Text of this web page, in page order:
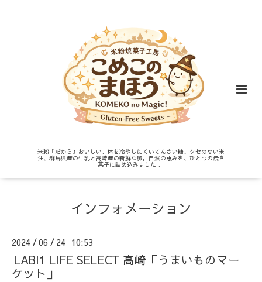
米粉『だから』おいしい。体を冷やしにくいてんさい糖、クセのない米
油、群馬県産の牛乳と高崎産の新鮮な卵。自然の恵みを、ひとつの焼き
菓子に詰め込みました 。
インフォメーション
2024 /06 / 24 10:53
LABI1 LIFE SELECT 高崎「うまいものマー
ケット」